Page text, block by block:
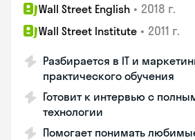
Wall Street English • 2018 г.
Wall Street Institute • 2011 г.
Разбирается в IT и
практического обучения
Готовит к интервью с
технологии
Помогает понимать